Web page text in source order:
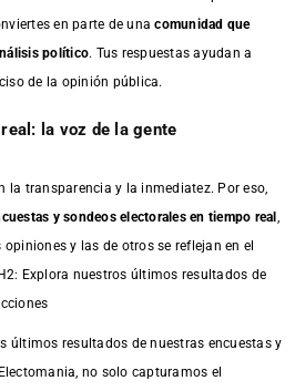
en parte de unacomunidad que
político. Tus respuestas ayudan a
de la opinión pública.
la voz de la gente
la transparencia y la inmediatez. Por eso,
y sondeos electorales en tiempo real
y las de otros se reflejan en el
Explora nuestros últimos resultados de
últimos resultados de nuestras encuestasy
no solo capturamos el